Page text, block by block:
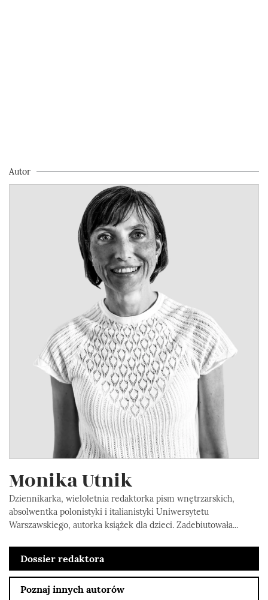
Autor
Monika Utnik
Dziennikarka, wieloletnia redaktorka pism wnętrzarskich,
absolwentka polonistyki i italianistyki Uniwersytetu
Warszawskiego, autorka książek dla dzieci. Zadebiutowała...
Dossier redaktora
Poznaj innych autorów